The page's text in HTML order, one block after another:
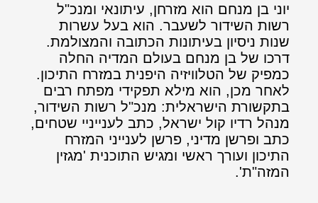
יוני בן מנחם הוא מזרחן, עיתונאי ומנכ"ל
רשות השידור לשעבר. הוא בעל עשרות
שנות ניסיון בעיתונות הכתובה והמצולמת.
דרכו של בן מנחם בעולם המדיה החלה
כמפיק של הטלוויזיה היפנית במזרח התיכון.
לאחר מכן, הוא מילא תפקידי מפתח רבים
בתקשורת הישראלית: מנכ"ל רשות השידור,
מנהל רדיו קול ישראל, כתב לענייניי שטחים,
כתב ופרשן מדיני, פרשן לענייני המזרח
התיכון ועורך ראשי ומגיש התוכנית 'מגזין
המזה"ת'.